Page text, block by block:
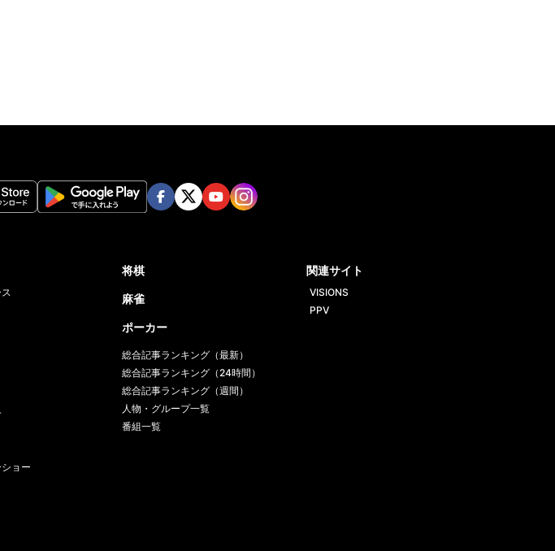
ョー
将棋
麻雀
ポーカー
総合記事ランキング（最新）
総合記事ランキング（24時間）
総合記事ランキング（週間）
人物・グループ一覧
番組一覧
関連サイト
VISIONS
PPV